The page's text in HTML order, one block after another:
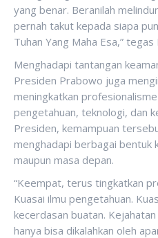
yang benar. Beranilah
pernah takut kepada siapa
Tuhan Yang Maha Esa,”
Menghadapi tantangan
Presiden Prabowo juga
meningkatkan
pengetahuan, teknologi, dan
Presiden, kemampuan
menghadapi berbagai bentuk
maupun masa depan.
“Keempat, terus tingkatkan
Kuasai ilmu pengetahuan.
kecerdasan buatan.
hanya bisa dikalahkan oleh